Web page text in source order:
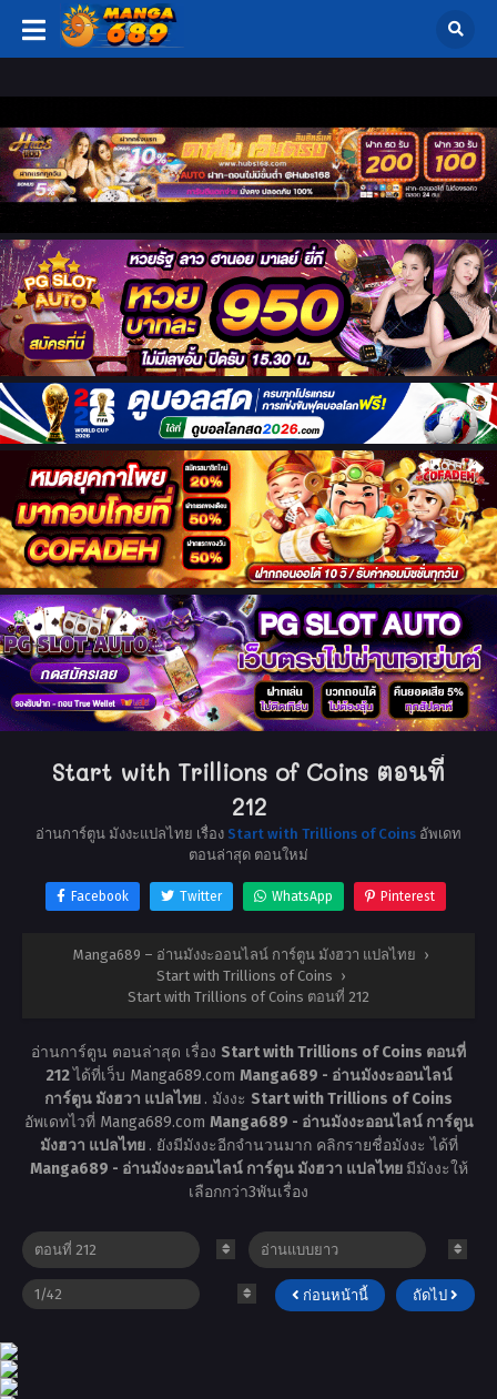
Start with Trillions of Coins ตอนที่
212
อ่านการ์ตูน มังงะแปลไทย เรื่อง Start with Trillions of Coins อัพเดท
ตอนล่าสุด ตอนใหม่
Facebook Twitter WhatsApp Pinterest
Manga689 – อ่านมังงะออนไลน์ การ์ตูน มังฮวา แปลไทย ›
Start with Trillions of Coins ›
Start with Trillions of Coins ตอนที่ 212
อ่านการ์ตูน ตอนล่าสุด เรื่อง Start with Trillions of Coins ตอนที่
212ได้ที่เว็บ Manga689.com Manga689 - อ่านมังงะออนไลน์
การ์ตูน มังฮวา แปลไทย . มังงะ Start with Trillions of Coins
อัพเดทไวที่ Manga689.com Manga689 - อ่านมังงะออนไลน์ การ์ตูน
มังฮวา แปลไทย . ยังมีมังงะอีกจำนวนมาก คลิกรายชื่อมังงะ ได้ที่
Manga689 - อ่านมังงะออนไลน์ การ์ตูน มังฮวา แปลไทย มีมังงะให้
เลือกกว่า3พันเรื่อง
ก่อนหน้านี้ ถัดไป